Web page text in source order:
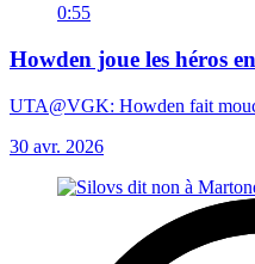
0:55
Howden joue les héros
UTA@VGK: Howden fait
30 avr. 2026